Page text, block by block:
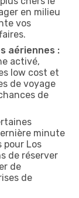
en milieu
vos
aériennes :
activé,
low cost et
de voyage
de
minute
pour Los
de réserver
de
de